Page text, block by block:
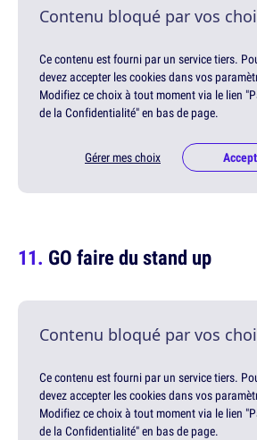
Contenu bloqué par vos
Ce contenu est fourni par un service tiers.
devez accepter les cookies dans vos
Modifiez ce choix à tout moment via le lien
de la Confidentialité" en bas de page.
Gérer mes choix
GO faire du stand up
Contenu bloqué par vos
Ce contenu est fourni par un service tiers.
devez accepter les cookies dans vos
Modifiez ce choix à tout moment via le lien
de la Confidentialité" en bas de page.